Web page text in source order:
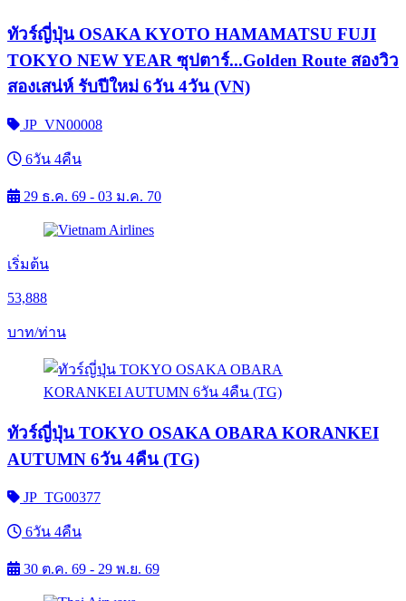
ทัวร์ญี่ปุ่น OSAKA KYOTO HAMAMATSU FUJI
TOKYO NEW YEAR ซุปตาร์...Golden Route สองวิว
สองเสน่ห์ รับปีใหม่ 6วัน 4วัน (VN)
JP_VN00008
6วัน 4คืน
29 ธ.ค. 69 - 03 ม.ค. 70
เริ่มต้น
53,888
บาท/ท่าน
ทัวร์ญี่ปุ่น TOKYO OSAKA OBARA KORANKEI
AUTUMN 6วัน 4คืน (TG)
JP_TG00377
6วัน 4คืน
30 ต.ค. 69 - 29 พ.ย. 69